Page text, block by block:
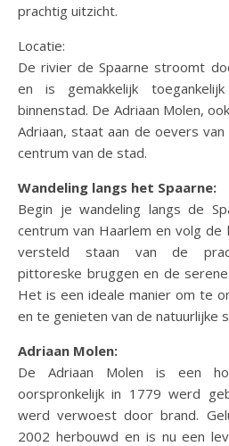
prachtig uitzicht.
Locatie:
De rivier de Spaarne stroomt
en is gemakkelijk
binnenstad. De Adriaan Molen,
Adriaan, staat aan de oevers
centrum van de stad.
Wandeling langs het Spaarne:
Begin je wandeling langs de
centrum van Haarlem en volg de
versteld staan van de
pittoreske bruggen en de
Het is een ideale manier om te
en te genieten van de natuurlijke
Adriaan Molen:
De Adriaan Molen is een
oorspronkelijk in 1779 werd
werd verwoest door brand.
2002 herbouwd en is nu een